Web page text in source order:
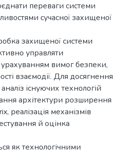
переваги системи
сучасної захищеної
захищеної системи
управляти
вимог безпеки,
взаємодії. Для досягнення
існуючих технологій
архітектури розширення
реалізація механізмів
й оцінка
як технологічними